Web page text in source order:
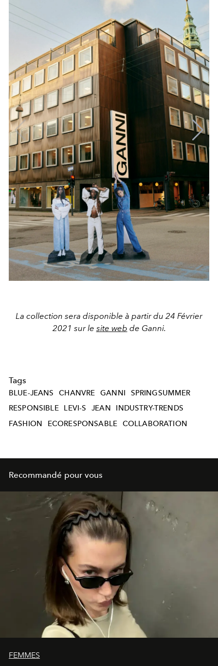
La collection sera disponible à partir du 24 Février
2021 sur le site web de Ganni.
Tags
BLUE-JEANS CHANVRE GANNI
SPRINGSUMMER
RESPONSIBLE
LEVI-S JEAN
INDUSTRY-TRENDS
FASHION
ECORESPONSABLE COLLABORATION
Recommandé pour vous
FEMMES